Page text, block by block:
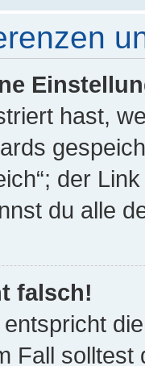
hast,
der
du alle
falsch!
Fall solltest